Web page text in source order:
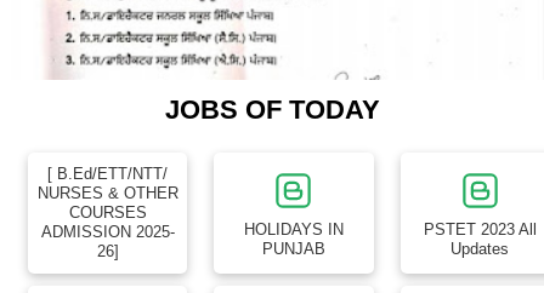
JOBS OF TODAY
[ B.Ed/ETT/NTT/
NURSES & OTHER
COURSES
ADMISSION 2025-
26]
HOLIDAYS IN
PUNJAB
PSTET 2023 All
Updates